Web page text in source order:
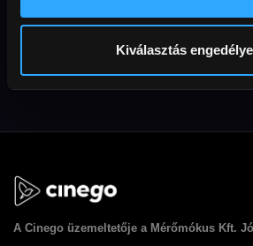
Kiválasztás
Wind River – Gyilkos
A Cinego üzemeltetője a Mérőmókus Kft.